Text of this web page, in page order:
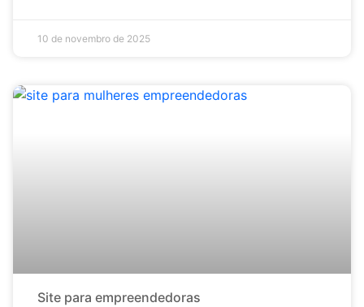
10 de novembro de 2025
Site para empreendedoras